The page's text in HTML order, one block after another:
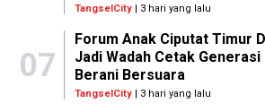
TangselCity | 3 hari yang lalu
07
Forum Anak Ciputat Timur
Jadi Wadah Cetak
Berani Bersuara
TangselCity | 3 hari yang lalu